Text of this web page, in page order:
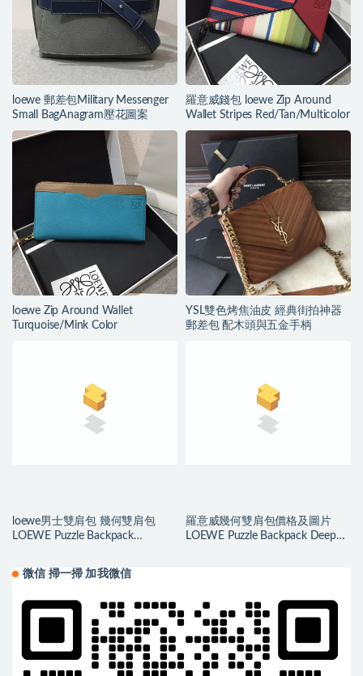
loewe 郵差包Military Messenger
Small BagAnagram壓花圖案
羅意威錢包 loewe Zip Around
Wallet Stripes Red/Tan/Multicolor
loewe Zip Around Wallet
Turquoise/Mink Color
YSL雙色烤焦油皮 經典街拍神器
郵差包 配木頭與五金手柄
loewe男士雙肩包 幾何雙肩包
LOEWE Puzzle Backpack
羅意威幾何雙肩包價格及圖片
LOEWE Puzzle Backpack Deep
微信 掃一掃 加我微信